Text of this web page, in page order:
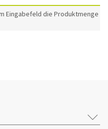
Eingabefeld die Produktmenge